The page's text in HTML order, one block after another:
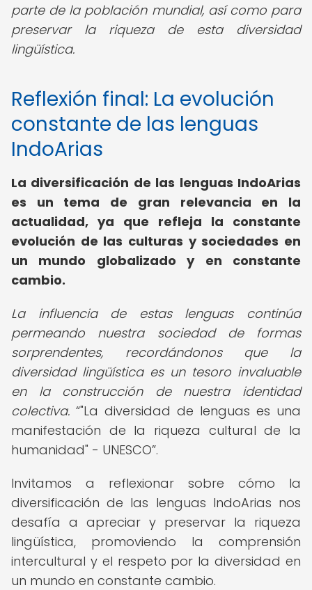
parte de la población mundial, así como para
preservar la riqueza de esta diversidad
lingüística.
Reflexión final: La evolución
constante de las lenguas
IndoArias
La diversificación de las lenguas IndoArias
es un tema de gran relevancia en la
actualidad, ya que refleja la constante
evolución de las culturas y sociedades en
un mundo globalizado y en constante
cambio.
La influencia de estas lenguas continúa
permeando nuestra sociedad de formas
sorprendentes, recordándonos que la
diversidad lingüística es un tesoro invaluable
en la construcción de nuestra identidad
colectiva. "La diversidad de lenguas es una
manifestación de la riqueza cultural de la
humanidad" - UNESCO .
Invitamos a reflexionar sobre cómo la
diversificación de las lenguas IndoArias nos
desafía a apreciar y preservar la riqueza
lingüística, promoviendo la comprensión
intercultural y el respeto por la diversidad en
un mundo en constante cambio.